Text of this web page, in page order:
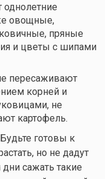
овощные,
пряные
и цветы с шипами
пересаживают
корней и
не
картофель.
готовы к
но не дадут
сажать такие